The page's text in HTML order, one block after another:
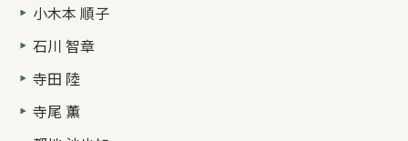
小木本 順子
石川 智章
寺田 陸
寺尾 薫